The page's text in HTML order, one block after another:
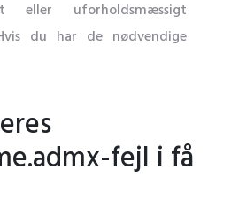
uforholdsmæssigt
du har de nødvendige
fejl i få